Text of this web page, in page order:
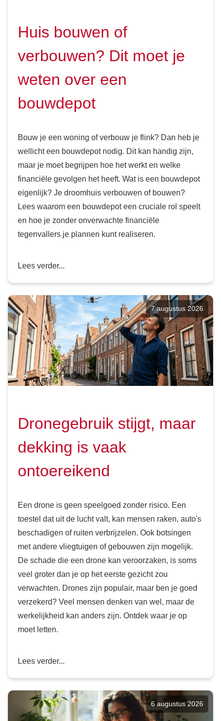
Huis bouwen of
verbouwen? Dit moet je
weten over een
bouwdepot
Bouw je een woning of verbouw je flink? Dan heb je
wellicht een bouwdepot nodig. Dit kan handig zijn,
maar je moet begrijpen hoe het werkt en welke
financiële gevolgen het heeft. Wat is een bouwdepot
eigenlijk? Je droomhuis verbouwen of bouwen?
Lees waarom een bouwdepot een cruciale rol speelt
en hoe je zonder onverwachte financiële
tegenvallers je plannen kunt realiseren.
Lees verder...
7 augustus 2026
Dronegebruik stijgt, maar
dekking is vaak
ontoereikend
Een drone is geen speelgoed zonder risico. Een
toestel dat uit de lucht valt, kan mensen raken, auto's
beschadigen of ruiten verbrijzelen. Ook botsingen
met andere vliegtuigen of gebouwen zijn mogelijk.
De schade die een drone kan veroorzaken, is soms
veel groter dan je op het eerste gezicht zou
verwachten. Drones zijn populair, maar ben je goed
verzekerd? Veel mensen denken van wel, maar de
werkelijkheid kan anders zijn. Ontdek waar je op
moet letten.
Lees verder...
6 augustus 2026